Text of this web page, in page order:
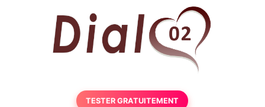
TESTER GRATUITEMENT